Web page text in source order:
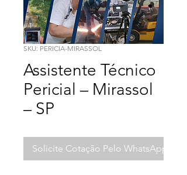
SKU: PERICIA-MIRASSOL
Assistente Técnico
Pericial – Mirassol
– SP
Solicite Cotação Pelo WhatsApp